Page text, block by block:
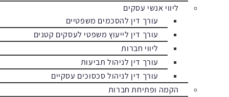
ליווי אנשי עסקים
עורך דין להסכמים משפטיים
עורך דין לייעוץ משפטי לעסקים קטנים
ליווי חברות
עורך דין לניהול תביעות
עורך דין לניהול סכסוכים עסקיים
הקמה ופתיחת חברות